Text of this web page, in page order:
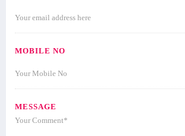
MOBILE NO
MESSAGE